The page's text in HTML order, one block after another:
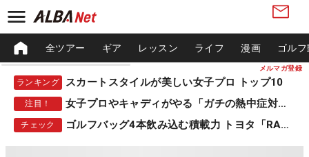
メルマガ登録
全ツアー ギア レッスン ライフ 漫画 ゴル
ランキング スカートスタイルが美しい女子プロ トップ10
注目！ 女子プロやキャディがやる「ガチの熱中症対策」
チェック ゴルフバッグ4本飲み込む積載力 トヨタ「RAV4」